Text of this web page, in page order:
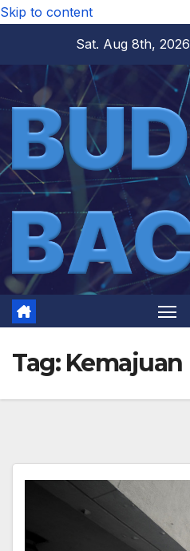
Skip to content
Sat. Aug 8th, 2026
Tag: Kemajuan